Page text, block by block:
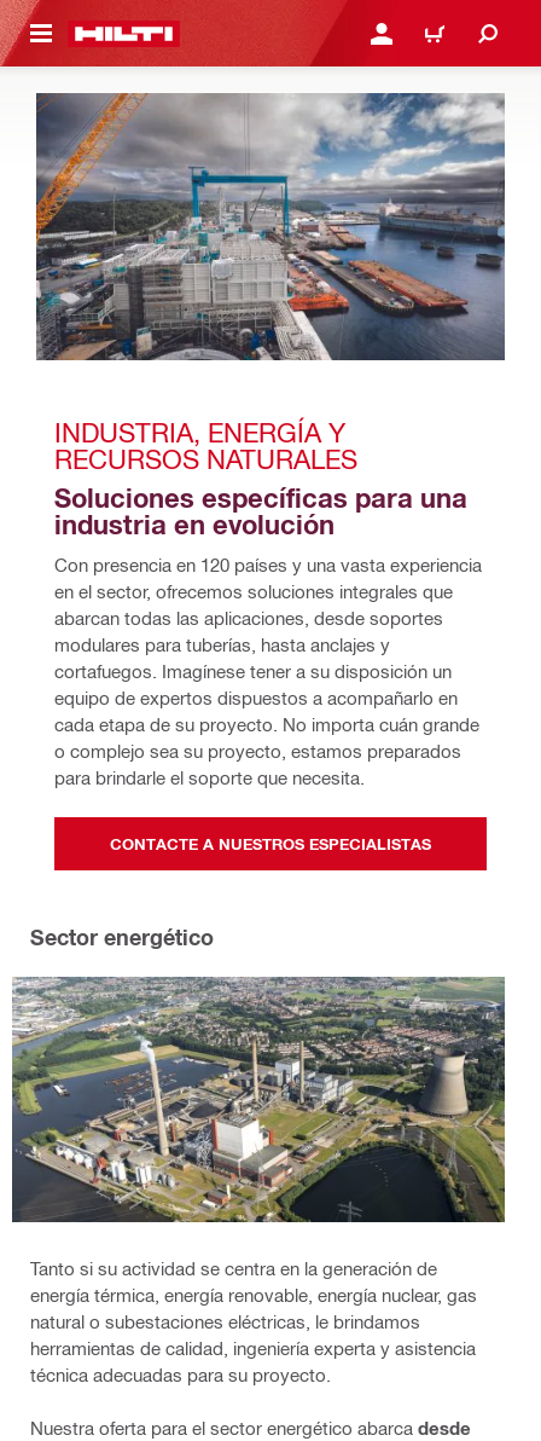
PRINCIPAL INICIE SESIÓN O
CARRITO
INDUSTRIA, ENERGÍA Y
RECURSOS NATURALES
Soluciones específicas para una
industria en evolución
Con presencia en 120 países y una vasta experiencia
en el sector, ofrecemos soluciones integrales que
abarcan todas las aplicaciones, desde soportes
modulares para tuberías, hasta anclajes y
cortafuegos. Imagínese tener a su disposición un
equipo de expertos dispuestos a acompañarlo en
cada etapa de su proyecto. No importa cuán grande
o complejo sea su proyecto, estamos preparados
para brindarle el soporte que necesita.
CONTACTE A NUESTROS ESPECIALISTAS
Sector energético
Tanto si su actividad se centra en la generación de
energía térmica, energía renovable, energía nuclear, gas
natural o subestaciones eléctricas, le brindamos
herramientas de calidad, ingeniería experta y asistencia
técnica adecuadas para su proyecto.
Nuestra oferta para el sector energético abarca desde